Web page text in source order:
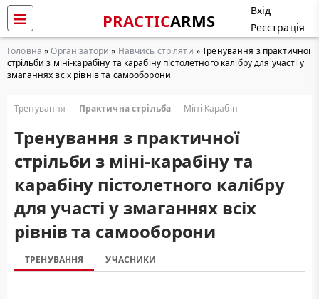
PRACTICARMS
Вхід
Реєстрація
Головна »Організатори » Навчись стріляти » Тренування з практичної
стрільби з міні-карабіну та карабіну пістолетного калібру для участі у
змаганнях всіх рівнів та самооборони
Тренування Практична стрільба Міні Карабін
Тренування з практичної
стрільби з міні-карабіну та
карабіну пістолетного калібру
для участі у змаганнях всіх
рівнів та самооборони
ТРЕНУВАННЯ УЧАСНИКИ